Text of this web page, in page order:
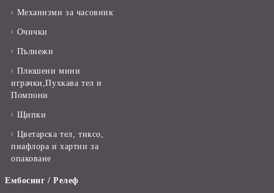
Механизми за часовник
Очички
Пълнежи
Плюшени мини
играчки,Пухкава тел и
Помпони
Щипки
Цветарска тел, тиксо,
пиафлора и хартии за
опаковане
Ембосинг / Релеф